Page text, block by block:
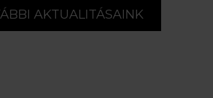
AKTUALITÁSAINK